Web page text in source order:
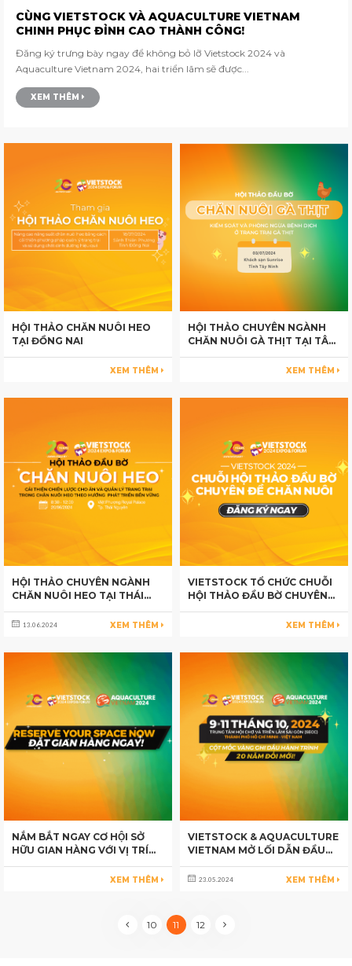
CÙNG VIETSTOCK VÀ AQUACULTURE VIETNAM
CHINH PHỤC ĐỈNH CAO THÀNH CÔNG!
Đăng ký trưng bày ngay để không bỏ lỡ Vietstock 2024 và
Aquaculture Vietnam 2024, hai triển lãm sẽ được...
XEM THÊM
HỘI THẢO CHĂN NUÔI HEO
TẠI ĐỒNG NAI
XEM THÊM
HỘI THẢO CHUYÊN NGÀNH
CHĂN NUÔI GÀ THỊT TẠI TÂY
XEM THÊM
HỘI THẢO CHUYÊN NGÀNH
CHĂN NUÔI HEO TẠI THÁI
13.06.2024 XEM THÊM
VIETSTOCK TỔ CHỨC CHUỖI
HỘI THẢO ĐẦU BỜ CHUYÊN
XEM THÊM
NẮM BẮT NGAY CƠ HỘI SỞ
HỮU GIAN HÀNG VỚI VỊ TRÍ
XEM THÊM
VIETSTOCK & AQUACULTURE
VIETNAM MỞ LỐI DẪN ĐẦU
TRONG NGÀNH CHĂN NUÔI
23.05.2024 XEM THÊM
10 11 12